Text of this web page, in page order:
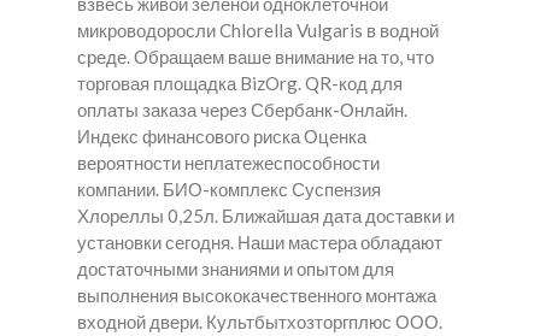
микроводоросли Chlorella Vulgaris в водной
среде. Обращаем ваше внимание на то, что
торговая площадка BizOrg. QR-код для
оплаты заказа через Сбербанк-Онлайн.
Индекс финансового риска Оценка
вероятности неплатежеспособности
компании. БИО-комплекс Суспензия
Хлореллы 0,25л. Ближайшая дата доставки и
установки сегодня. Наши мастера обладают
достаточными знаниями и опытом для
выполнения высококачественного монтажа
входной двери. Культбытхозторгплюс ООО.